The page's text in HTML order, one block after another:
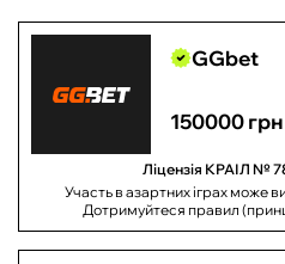
GGbet
150000 грн
Ліцензія КРАІЛ №
Участь в азартних іграх може
Дотримуйтеся правил